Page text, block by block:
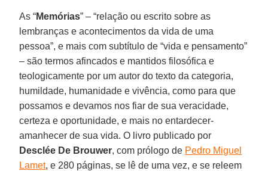
As “Memórias” – “relação ou escrito sobre as
lembranças e acontecimentos da vida de uma
pessoa”, e mais com subtítulo de “vida e pensamento”
– são termos afincados e mantidos filosófica e
teologicamente por um autor do texto da categoria,
humildade, humanidade e vivência, como para que
possamos e devamos nos fiar de sua veracidade,
certeza e oportunidade, e mais no entardecer-
amanhecer de sua vida. O livro publicado por
Desclée De Brouwer, com prólogo de Pedro Miguel
Lamet, e 280 páginas, se lê de uma vez, e se releem